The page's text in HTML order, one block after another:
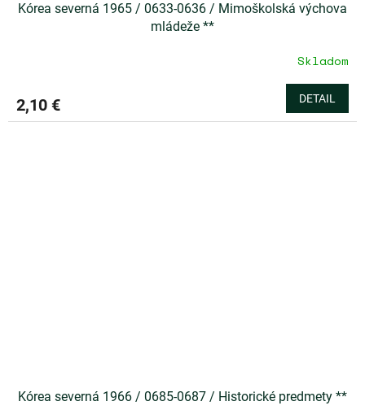
Kórea severná 1965 / 0633-0636 / Mimoškolská výchova
mládeže **
Skladom
2,10 € DETAIL
Kórea severná 1966 / 0685-0687 / Historické predmety **